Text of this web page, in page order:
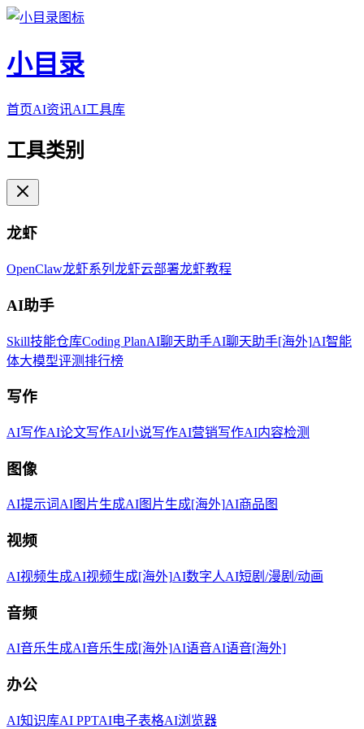
小目录
首页AI资讯AI工具库
工具类别
龙虾
OpenClaw龙虾系列 龙虾云部署龙虾教程
AI助手
Skill技能仓库Coding PlanAI聊天助手AI聊天助手[海外]AI智能
体大模型评测排行榜
写作
AI写作AI论文写作AI小说写作AI营销写作AI内容检测
图像
AI提示词AI图片生成AI图片生成[海外]AI商品图
视频
AI视频生成AI视频生成[海外]AI数字人AI短剧/漫剧/动画
音频
AI音乐生成AI音乐生成[海外]AI语音AI语音[海外]
办公
AI知识库AI PPTAI电子表格AI浏览器